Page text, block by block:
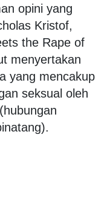
opini yang
Kristof,
the Rape of
menyertakan
yang mencakup
seksual oleh